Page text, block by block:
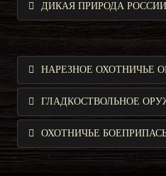
ДИКАЯ ПРИРОДА РОССИИ
НАРЕЗНОЕ ОХОТНИЧЬЕ
ГЛАДКОСТВОЛЬНОЕ
ОХОТНИЧЬЕ